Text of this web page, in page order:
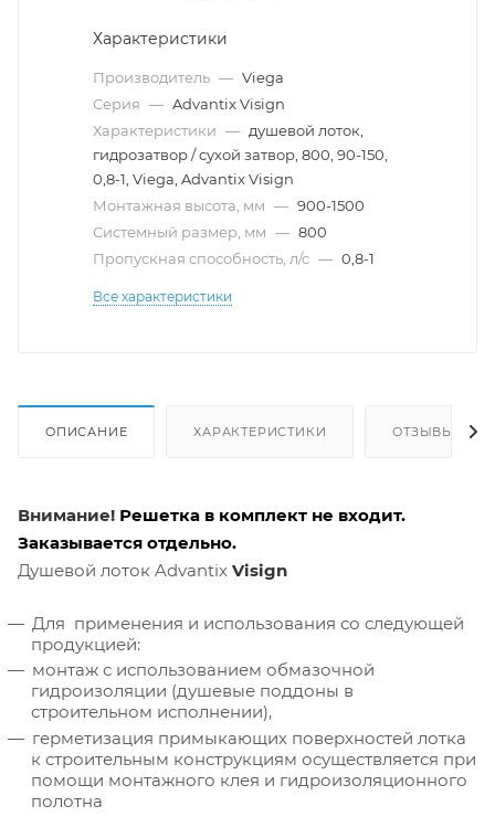
Характеристики
Производитель — Viega
Серия — Advantix Visign
Характеристики — душевой лоток,
гидрозатвор / сухой затвор, 800, 90-150,
0,8-1, Viega, Advantix Visign
Монтажная высота, мм — 900-1500
Системный размер, мм — 800
Пропускная способность, л/с — 0,8-1
Все характеристики
ОПИСАНИЕ ХАРАКТЕРИСТИКИ ОТЗЫВЫ
Внимание! Решетка в комплект не входит.
Заказывается отдельно.
Душевой лоток Advantix Visign
Для применения и использования со следующей
продукцией:
монтаж с использованием обмазочной
гидроизоляции (душевые поддоны в
строительном исполнении),
герметизация примыкающих поверхностей лотка
к строительным конструкциям осуществляется при
помощи монтажного клея и гидроизоляционного
полотна